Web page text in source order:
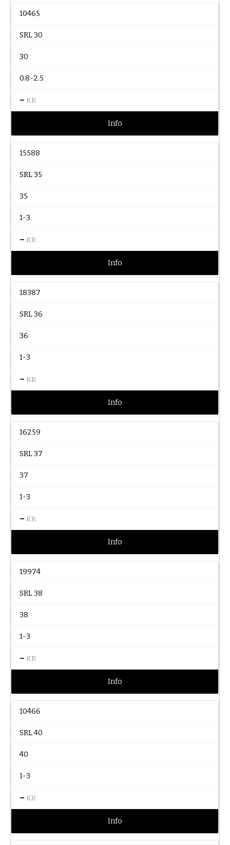
10465
SRL 30
30
0.8-2.5
– KR
Info
15588
SRL 35
35
1-3
– KR
Info
18387
SRL 36
36
1-3
– KR
Info
16259
SRL 37
37
1-3
– KR
Info
19974
SRL 38
38
1-3
– KR
Info
10466
SRL 40
40
1-3
– KR
Info